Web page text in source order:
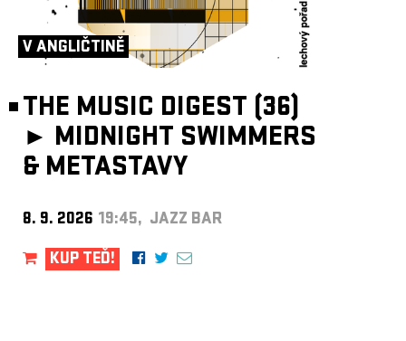
V ANGLIČTINĚ
THE MUSIC DIGEST (36)
► MIDNIGHT SWIMMERS
& METASTAVY
8. 9. 2026 19:45, JAZZ BAR
KUP TEĎ!